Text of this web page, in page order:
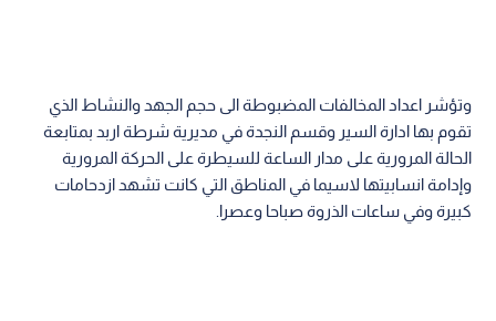
وتؤشر اعداد المخالفات المضبوطة الى حجم الجهد والنشاط الذي
تقوم بها ادارة السير وقسم النجدة في مديرية شرطة اربد بمتابعة
الحالة المرورية على مدار الساعة للسيطرة على الحركة المرورية
وإدامة انسابيتها لاسيما في المناطق التي كانت تشهد ازدحامات
كبيرة وفي ساعات الذروة صباحا وعصرا.